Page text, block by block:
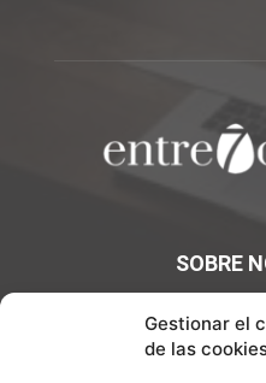
Gestionar el
de las
SOBRE
¡Bienvenidos a
gastronomía y la cultura